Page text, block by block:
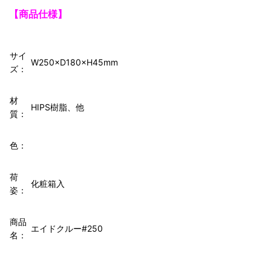
【商品仕様】
サイ
ズ：
W250×D180×H45mm
材
質：
HIPS樹脂、他
色：
荷
姿：
化粧箱入
商品
名：
エイドクルー#250